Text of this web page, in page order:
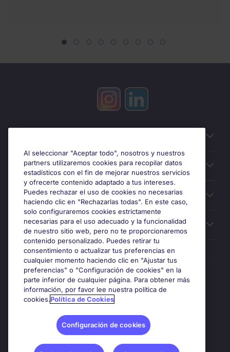
Búsqueda de empleo
Oficinas
Sobre Michael Page
Premios y certificaciones
Al seleccionar "Aceptar todo", nosotros y nuestros
partners utilizaremos cookies para recopilar datos
estadísticos con el fin de mejorar nuestros servicios
y ofrecerte contenido adaptado a tus intereses.
Puedes rechazar el uso de cookies no necesarias
haciendo clic en "Rechazarlas todas". En este caso,
solo configuraremos cookies estrictamente
necesarias para el uso adecuado y la funcionalidad
de nuestro sitio web, pero no te proporcionaremos
contenido personalizado. Puedes retirar tu
consentimiento o actualizar tus preferencias en
cualquier momento haciendo clic en "Ajustar tus
preferencias" o "Configuración de cookies" en la
parte inferior de cualquier página. Para obtener más
información, por favor lee nuestra política de
cookies.Política de Cookies
Configuración de cookies